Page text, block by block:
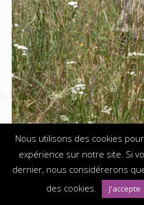
Dream-Theme — truly
© Festival Chemin
Mentions légales -
Nous utilisons des cookies
expérience sur notre site. Si
dernier, nous considérerons
des cookies.
J'accepte